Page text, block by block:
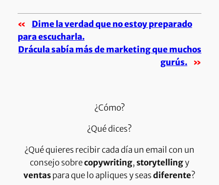
«
Dime la verdad que no estoy preparado
para escucharla.
Drácula sabía más de marketing que muchos
gurús.
»
¿Cómo?
¿Qué dices?
¿Qué quieres recibir cada día un email con un
consejo sobrecopywriting,storytellingy
ventaspara que lo apliques y seasdiferente?